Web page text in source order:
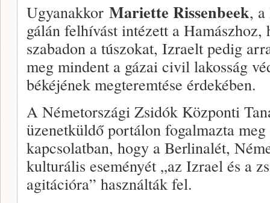
Ugyanakkor Mariette Rissenbeek, a
gálán felhívást intézett a Hamászhoz,
szabadon a túszokat, Izraelt pedig
meg mindent a gázai civil lakosság
békéjének megteremtése érdekében.
A Németországi Zsidók Központi
üzenetküldő portálon fogalmazta
kapcsolatban, hogy a Berlinalét,
kulturális eseményét „az Izrael és a
agitációra” használták fel.